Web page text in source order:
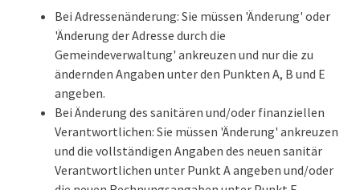
Bei Adressenänderung: Sie müssen 'Änderung' oder
'Änderung der Adresse durch die
Gemeindeverwaltung' ankreuzen und nur die zu
ändernden Angaben unter den Punkten A, B und E
angeben.
Bei Änderung des sanitären und/oder finanziellen
Verantwortlichen: Sie müssen 'Änderung' ankreuzen
und die vollständigen Angaben des neuen sanitär
Verantwortlichen unter Punkt A angeben und/oder